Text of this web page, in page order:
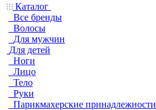
Каталог
Все бренды
Волосы
Для мужчин
Для детей
Ноги
Лицо
Тело
Руки
Парикмахерские принадлежности